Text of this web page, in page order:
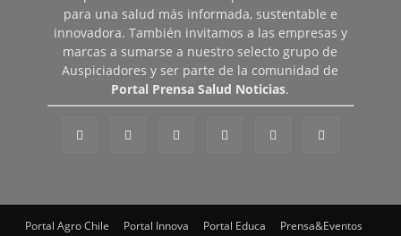
para una salud más informada, sustentable e
innovadora. También invitamos a las empresas y
marcas a sumarse a nuestro selecto grupo de
Auspiciadores y ser parte de la comunidad de
Portal Prensa Salud Noticias.
Portal Agro Chile Portal Innova Portal Educa Prensa&Eventos